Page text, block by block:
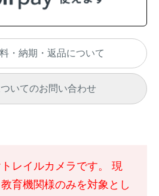
・納期・返品について
いてのお問い合わせ
レイルカメラです。 現
育機関様のみを対象とし